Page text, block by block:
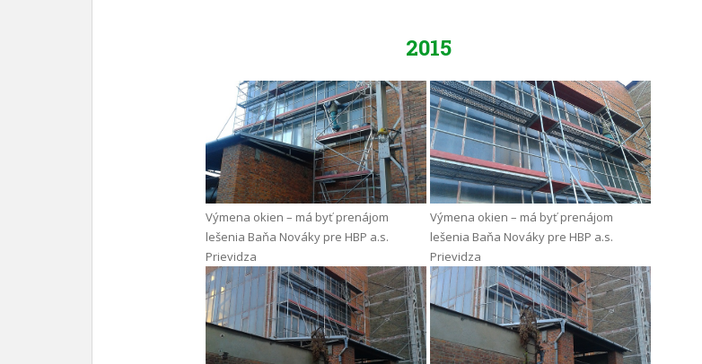
2015
Výmena okien – má byť prenájom
lešenia Baňa Nováky pre HBP a.s.
Prievidza
Výmena okien – má byť prenájom
lešenia Baňa Nováky pre HBP a.s.
Prievidza